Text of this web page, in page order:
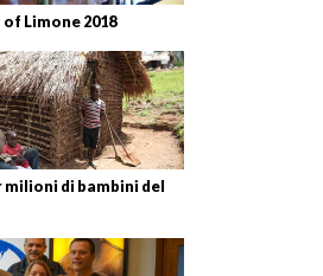
Limone 2018
di bambini del